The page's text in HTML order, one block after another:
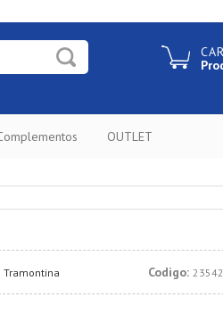
OUTLET
Tramontina Codigo: 23542